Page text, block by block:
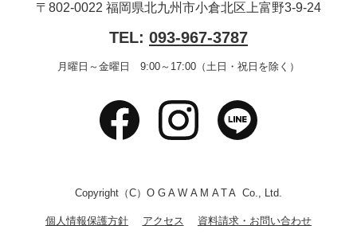
〒802-0022 福岡県北九州市小倉北区上富野3-9-24
TEL: 093-967-3787
月曜日～金曜日 9:00～17:00（土日・祝日を除く）
Copyright（C）OGAWAMATA Co., Ltd.
個人情報保護方針 アクセス 資料請求・お問い合わせ